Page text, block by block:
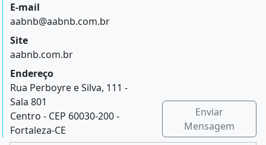
E-mail
aabnb@aabnb.com.br
Site
aabnb.com.br
Endereço
Rua Perboyre e Silva, 111 -
Sala 801
Centro - CEP 60030-200 -
Fortaleza-CE
Enviar
Mensagem